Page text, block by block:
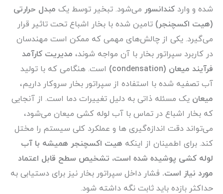
شده و وارد کندانسور می‌شود. تبخیر توسط یک مبدل حرارتی
(هیت اکسچنجر) تامین شده با بخار اشباع تحت تاثیر قرار
می‌گیرد. یکی از چالش‌های مهمی که ممکن است مهندسان
در کاربرد سپراتور بخار با آن مواجه شوند، مدیریت کارآمد
فرآیند میعان (condensation)
است. هنگامی که با تولید
آب تصفیه شده با استفاده از سپراتور بخار سروکار داریم،
میعان یک مسئله ذاتی به دلیل تغییرات دما است. از آنجایی
که بخار اشباع در تماس با آب لوله کشی میعان می‌شود،
می‌تواند دقت اندازه‌گیری ها و عملکرد کلی سیستم را مختل
کند. برای اطمینان از اینکه هیت اکسچنجر همیشه با آب
لوله کشی پوشیده شده است، تشخیص سطح قابل اعتماد
مورد نیاز است. فشار داخل سپراتور بخار نیز برای دستیابی به
حداکثر بازده باید ثابت نگه داشته شود.